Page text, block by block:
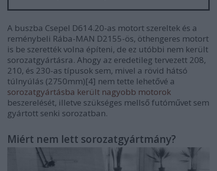
A buszba Csepel D614.20-as motort szereltek és a
reménybeli Rába-MAN D2155-ös, öthengeres motort
is be szerették volna építeni, de ez utóbbi nem került
sorozatgyártásra. Ahogy az eredetileg tervezett 208,
210, és 230-as típusok sem, mivel a rövid hátsó
túlnyúlás (2750mm)[4] nem tette lehetővé a
sorozatgyártásba került nagyobb motorok
beszerelését, illetve szükséges mellső futóművet sem
gyártott senki sorozatban.
Miért nem lett sorozatgyártmány?